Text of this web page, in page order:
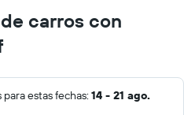
carros con
estas fechas: 14 - 21 ago.